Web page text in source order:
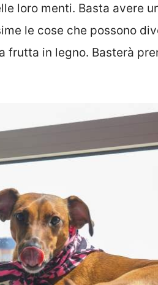
loro menti. Basta avere
le cose che possono
frutta in legno. Basterà